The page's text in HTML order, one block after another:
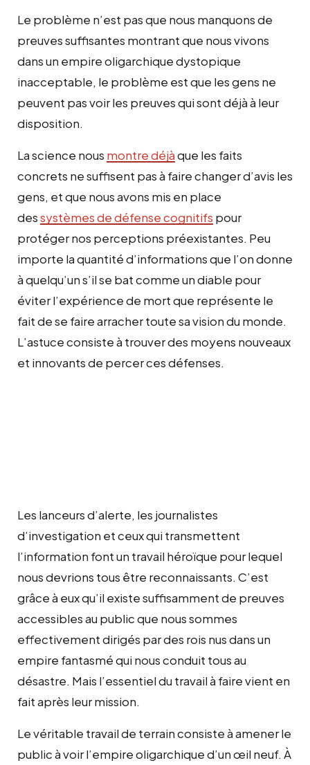
Le problème n’est pas que nous manquons de
preuves suffisantes montrant que nous vivons
dans un empire oligarchique dystopique
inacceptable, le problème est que les gens ne
peuvent pas voir les preuves qui sont déjà à leur
disposition.
La science nous montre déjàque les faits
concrets ne suffisent pas à faire changer d’avis les
gens, et que nous avons mis en place
dessystèmes de défense cognitifs pour
protéger nos perceptions préexistantes. Peu
importe la quantité d’informations que l’on donne
à quelqu’un s’il se bat comme un diable pour
éviter l’expérience de mort que représente le
fait de se faire arracher toute sa vision du monde.
L’astuce consiste à trouver des moyens nouveaux
et innovants de percer ces défenses.
Les lanceurs d’alerte, les journalistes
d’investigation et ceux qui transmettent
l’information font un travail héroïque pour lequel
nous devrions tous être reconnaissants. C’est
grâce à eux qu’il existe suffisamment de preuves
accessibles au public que nous sommes
effectivement dirigés par des rois nus dans un
empire fantasmé qui nous conduit tous au
désastre. Mais l’essentiel du travail à faire vient en
fait après leur mission.
Le véritable travail de terrain consiste à amener le
public à voir l’empire oligarchique d’un œil neuf. À